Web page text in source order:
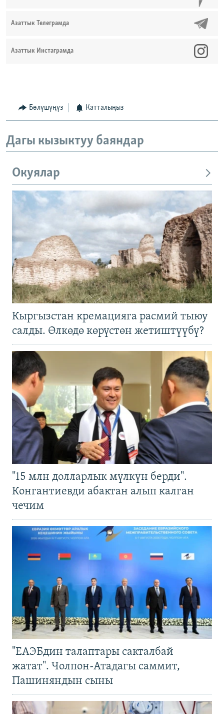
Азаттык Телеграмда
Азаттык Инстаграмда
Бөлүшүңүз Катталыңыз
Дагы кызыктуу баяндар
Окуялар
Кыргызстан кремацияга расмий тыюу
салды. Өлкөдө көрүстөн жетиштүүбү?
"15 млн долларлык мүлкүн берди".
Конгантиевди абактан алып калган
чечим
"ЕАЭБдин талаптары сакталбай
жатат". Чолпон-Атадагы саммит,
Пашиняндын сыны